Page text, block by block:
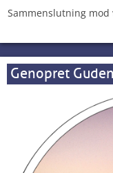
Sammenslutning mod
Genopret